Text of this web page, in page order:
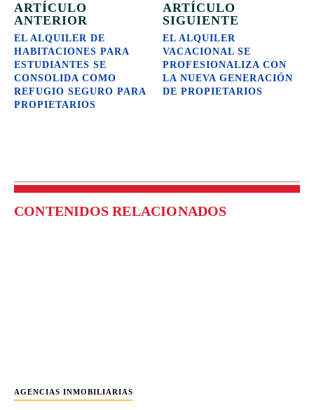
ARTÍCULO
ANTERIOR
EL ALQUILER DE
HABITACIONES PARA
ESTUDIANTES SE
CONSOLIDA COMO
REFUGIO SEGURO PARA
PROPIETARIOS
ARTÍCULO
SIGUIENTE
EL ALQUILER
VACACIONAL SE
PROFESIONALIZA CON
LA NUEVA GENERACIÓN
DE PROPIETARIOS
CONTENIDOS RELACIONADOS
AGENCIAS INMOBILIARIAS